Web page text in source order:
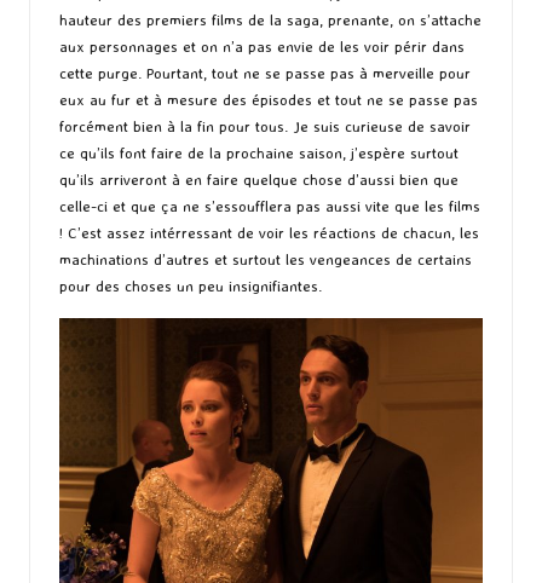
hauteur des premiers films de la saga, prenante, on s’attache
aux personnages et on n’a pas envie de les voir périr dans
cette purge. Pourtant, tout ne se passe pas à merveille pour
eux au fur et à mesure des épisodes et tout ne se passe pas
forcément bien à la fin pour tous. Je suis curieuse de savoir
ce qu’ils font faire de la prochaine saison, j’espère surtout
qu’ils arriveront à en faire quelque chose d’aussi bien que
celle-ci et que ça ne s’essoufflera pas aussi vite que les films
! C’est assez intérressant de voir les réactions de chacun, les
machinations d’autres et surtout les vengeances de certains
pour des choses un peu insignifiantes.